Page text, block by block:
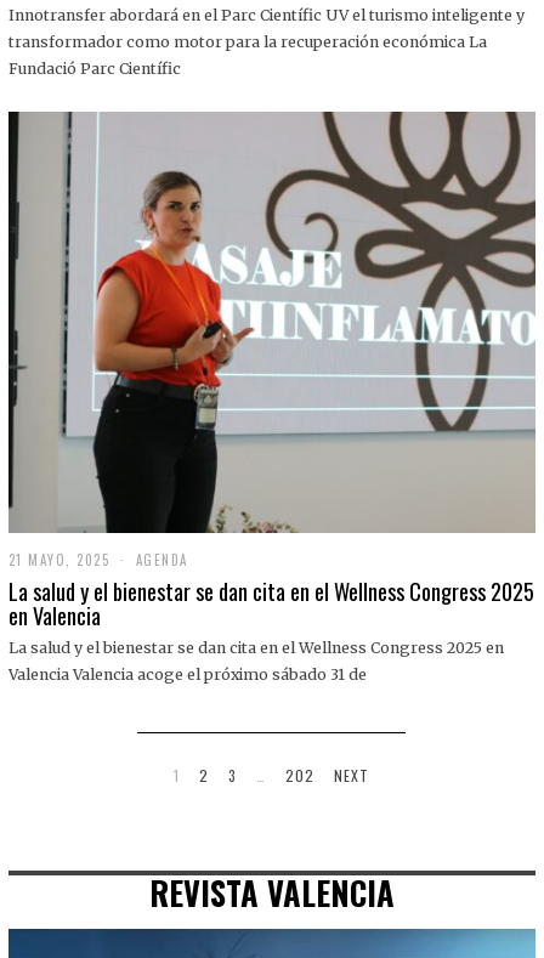
,
0
2
Innotransfer abordará en el Parc Científic UV el turismo inteligente y
transformador como motor para la recuperación económica La
Fundació Parc Científic
21 MAYO, 2025
1
M
O
,
AGENDA
La salud y el bienestar se dan cita en el Wellness Congress 2025
en Valencia
La salud y el bienestar se dan cita en el Wellness Congress 2025 en
Valencia Valencia acoge el próximo sábado 31 de
1 2 3 202 NEXT
REVISTA VALENCIA